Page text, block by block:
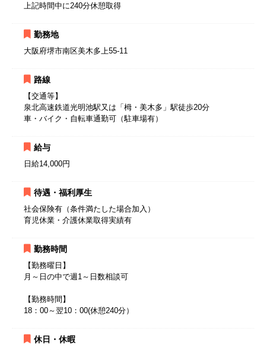
上記時間中に240分休憩取得
勤務地
大阪府堺市南区美木多上55-11
路線
【交通等】
泉北高速鉄道光明池駅又は「栂・美木多」駅徒歩20分
車・バイク・自転車通勤可（駐車場有）
給与
日給14,000円
待遇・福利厚生
社会保険有（条件満たした場合加入）
育児休業・介護休業取得実績有
勤務時間
【勤務曜日】
月～日の中で週1～日数相談可
【勤務時間】
18：00～翌10：00(休憩240分）
休日・休暇